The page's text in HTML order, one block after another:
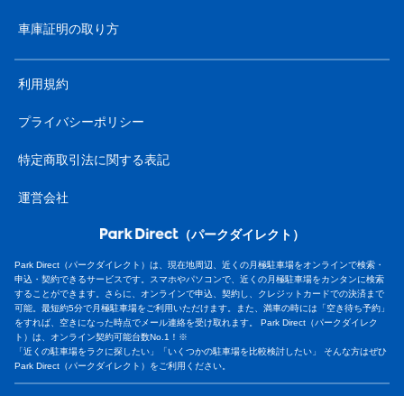
車庫証明の取り方
利用規約
プライバシーポリシー
特定商取引法に関する表記
運営会社
（パークダイレクト）
Park Direct（パークダイレクト）は、現在地周辺、近くの月極駐車場をオンラインで検索・
申込・契約できるサービスです。スマホやパソコンで、近くの月極駐車場をカンタンに検索
することができます。さらに、オンラインで申込、契約し、クレジットカードでの決済まで
可能。最短約5分で月極駐車場をご利用いただけます。また、満車の時には「空き待ち予約」
をすれば、空きになった時点でメール連絡を受け取れます。 Park Direct（パークダイレク
ト）は、オンライン契約可能台数No.1！※
「近くの駐車場をラクに探したい」「いくつかの駐車場を比較検討したい」 そんな方はぜひ
Park Direct（パークダイレクト）をご利用ください。